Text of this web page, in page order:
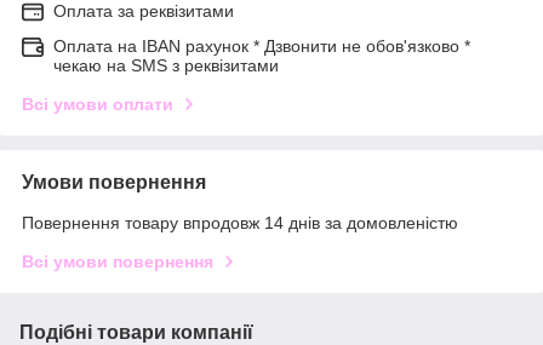
Оплата за реквізитами
Оплата на IBAN рахунок * Дзвонити не обов'язково *
чекаю на SMS з реквізитами
Всі умови оплати
Умови повернення
Повернення товару впродовж 14 днів за домовленістю
Всі умови повернення
Подібні товари компанії